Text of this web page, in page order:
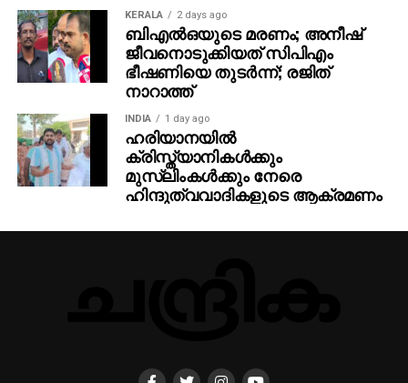
KERALA 2 days ago
ബിഎല്‍ഒയുടെ മരണം; അനീഷ്
ജീവനൊടുക്കിയത് സിപിഎം
ഭീഷണിയെ തുടര്‍ന്ന്; രജിത്
നാറാത്ത്
INDIA 1 day ago
ഹരിയാനയില്‍
ക്രിസ്ത്യാനികള്‍ക്കും
മുസ്‌ലിംകള്‍ക്കും നേരെ
ഹിന്ദുത്വവാദികളുടെ ആക്രമണം